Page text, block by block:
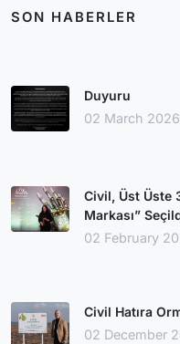
SON HABERLER
Duyuru
02 March 2026
Civil, Üst Üste
Markası”
02 February
Civil Hatıra
02 December